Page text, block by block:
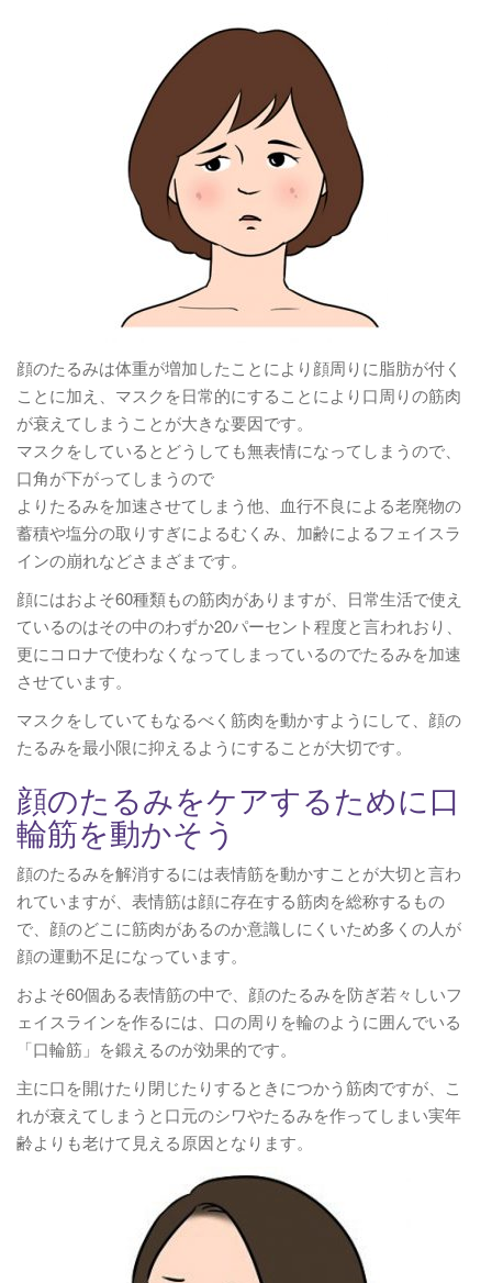
顔のたるみは体重が増加したことにより顔周りに脂肪が付く
ことに加え、マスクを日常的にすることにより口周りの筋肉
が衰えてしまうことが大きな要因です。
マスクをしているとどうしても無表情になってしまうので、
口角が下がってしまうので
よりたるみを加速させてしまう他、血行不良による老廃物の
蓄積や塩分の取りすぎによるむくみ、加齢によるフェイスラ
インの崩れなどさまざまです。
顔にはおよそ60種類もの筋肉がありますが、日常生活で使え
ているのはその中のわずか20パーセント程度と言われおり、
更にコロナで使わなくなってしまっているのでたるみを加速
させています。
マスクをしていてもなるべく筋肉を動かすようにして、顔の
たるみを最小限に抑えるようにすることが大切です。
顔のたるみをケアするために口
輪筋を動かそう
顔のたるみを解消するには表情筋を動かすことが大切と言わ
れていますが、表情筋は顔に存在する筋肉を総称するもの
で、顔のどこに筋肉があるのか意識しにくいため多くの人が
顔の運動不足になっています。
およそ60個ある表情筋の中で、顔のたるみを防ぎ若々しいフ
ェイスラインを作るには、口の周りを輪のように囲んでいる
「口輪筋」を鍛えるのが効果的です。
主に口を開けたり閉じたりするときにつかう筋肉ですが、こ
れが衰えてしまうと口元のシワやたるみを作ってしまい実年
齢よりも老けて見える原因となります。